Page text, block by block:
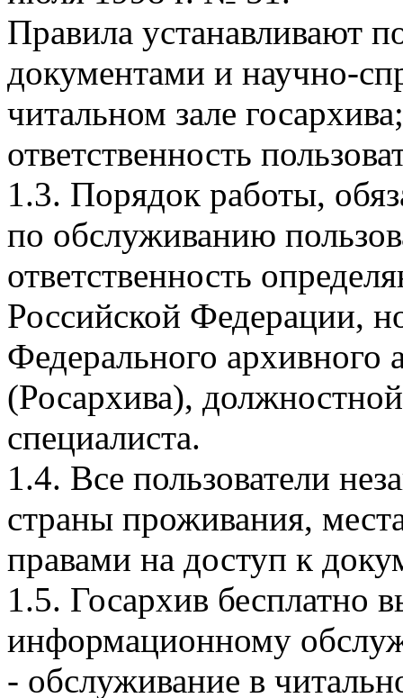
Правила устанавливают
документами и научно-
читальном зале
ответственность
1.3. Порядок работы,
по обслуживанию
ответственность
Российской Федерации,
Федерального
(Росархива),
специалиста.
1.4. Все пользователи
страны проживания,
правами на доступ к
1.5. Госархив бесплатно
информационному
- обслуживание в